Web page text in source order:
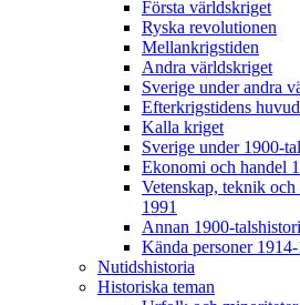
Första världskriget
Ryska revolutionen
Mellankrigstiden
Andra världskriget
Sverige under andra
Efterkrigstidens
Kalla kriget
Sverige under 1900-
Ekonomi och handel
Vetenskap, teknik
1991
Annan 1900-
Kända personer 1914-
Nutidshistoria
Historiska teman